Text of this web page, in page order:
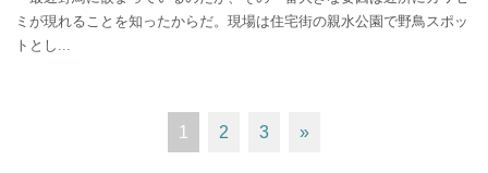
ミが現れることを知ったからだ。現場は住宅街の親水公園で野鳥スポッ
トとし ...
1 2 3 »